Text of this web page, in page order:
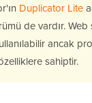
Duplicator Lite
de vardır. Web
ancak
özelliklere sahiptir.